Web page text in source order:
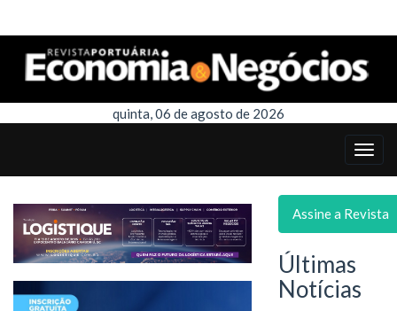
quinta, 06 de agosto de 2026
Assine a Revista
Últimas
Notícias